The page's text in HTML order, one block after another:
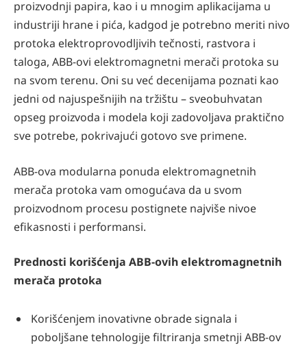
proizvodnji papira, kao i u mnogim aplikacijama u
industriji hrane i pića, kadgod je potrebno meriti nivo
protoka elektroprovodljivih tečnosti, rastvora i
taloga, ABB-ovi elektromagnetni merači protoka su
na svom terenu. Oni su već decenijama poznati kao
jedni od najuspešnijih na tržištu – sveobuhvatan
opseg proizvoda i modela koji zadovoljava praktično
sve potrebe, pokrivajući gotovo sve primene.
ABB-ova modularna ponuda elektromagnetnih
merača protoka vam omogućava da u svom
proizvodnom procesu postignete najviše nivoe
efikasnosti i performansi.
Prednosti korišćenja ABB-ovih elektromagnetnih
merača protoka
Korišćenjem inovativne obrade signala i
poboljšane tehnologije filtriranja smetnji ABB-ov